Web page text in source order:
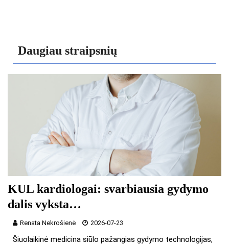
Daugiau straipsnių
KUL kardiologai: svarbiausia gydymo
dalis vyksta…
Renata Nekrošienė 2026-07-23
Šiuolaikinė medicina siūlo pažangias gydymo technologijas,